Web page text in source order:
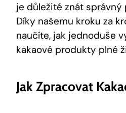
je důležité znát správný
Díky našemu kroku za
⁤naučíte,‍ jak jednoduše
kakaové produkty ​plné
Jak Zpracovat